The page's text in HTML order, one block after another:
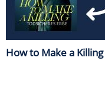
How to Make a